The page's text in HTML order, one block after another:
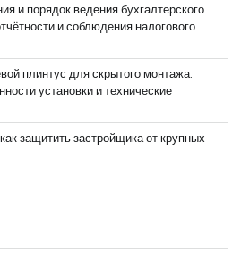
и порядок ведения бухгалтерского
и соблюдения налогового
плинтус для скрытого монтажа:
установки и технические
защитить застройщика от крупных